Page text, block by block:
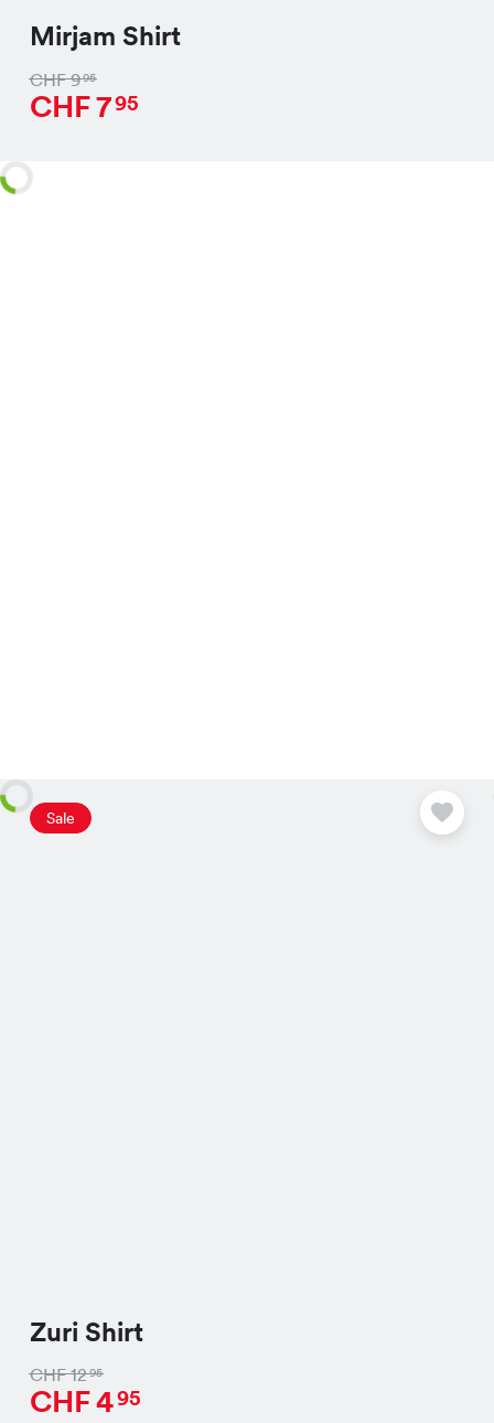
Mirjam Shirt
CHF995
CHF795
Sale
Zuri Shirt
CHF1295
CHF495